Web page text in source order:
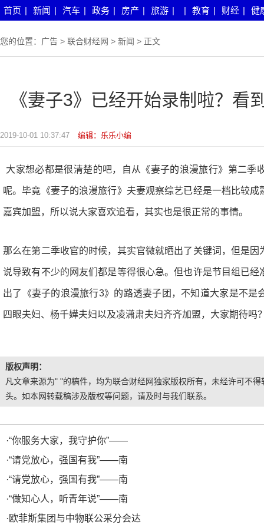
首页 | 新闻 | 汽车 | 政务 | 房产 | 旅游 | | 教育 | 财经 | 健
您的位置： 广告 > 联合财经网 > 新闻 > 正文
《妻子3》已经开始录制啦？看
2019-10-01 10:37:47 编辑：乐乐小编
大家想必都是很清楚的吧，自从《妻子的浪漫旅行》第二季
呢。毕竟《妻子的浪漫旅行》夫妻观察综艺已经是一档比较
嘉宾加盟，所以说大家喜欢追看，其实也是很正常的事情。
那么在第二季收官的时候，其实官微就晒出了关键词，但是
说导致有不少的网友们都是等得很心急。但也许是节目组已
出了《妻子的浪漫旅行3》的路透妻子团，不知道大家是不
四眼夫妇、杨千嬅夫妇以及凌潇肃夫妇齐齐加盟，大家期待吗
版权声明：
凡文章来源为" "的稿件，均为联合财经网独家版权所有，未经许可不
头。如本网转载稿涉及版权等问题，请及时与我们联系。
·“你服务大家，我守护你”——
·“请党放心，强国有我”——南
·“请党放心，强国有我”——南
·“做知心人，听青年说”——南
·欧菲斯集团与中物联公采分会达